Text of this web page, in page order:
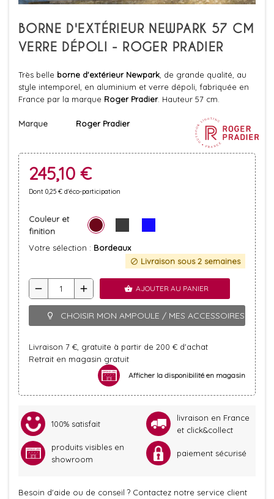
BORNE D'EXTÉRIEUR NEWPARK 57 CM
VERRE DÉPOLI - ROGER PRADIER
Très belle borne d'extérieur Newpark , de grande qualité, au
style intemporel, en aluminium et verre dépoli, fabriquée en
France par la marque Roger Pradier. Hauteur 57 cm.
Marque Roger Pradier
245,10 €
Dont 0,25 € d'éco-participation
Couleur et
finition
Votre sélection : Bordeaux
block Livraison sous 2 semaines
remove add shopping_basket AJOUTER AU PANIER
lightbulb_outline CHOISIR MON AMPOULE / MES ACCESSOIRES
Livraison 7 €, gratuite à partir de 200 € d'achat
Retrait en magasin gratuit
Afficher la disponibilité en magasin
100% satisfait
livraison en France
et click&collect
produits visibles en
showroom
paiement sécurisé
Besoin d'aide ou de conseil ? Contactez notre service client